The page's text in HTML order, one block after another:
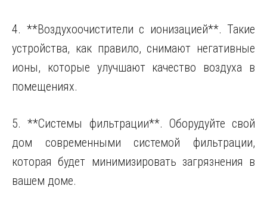
4. **Воздухоочистители с ионизацией**. Такие
устройства, как правило, снимают негативные
ионы, которые улучшают качество воздуха в
помещениях.
5. **Системы фильтрации**. Оборудуйте свой
дом современными системой фильтрации,
которая будет минимизировать загрязнения в
вашем доме.